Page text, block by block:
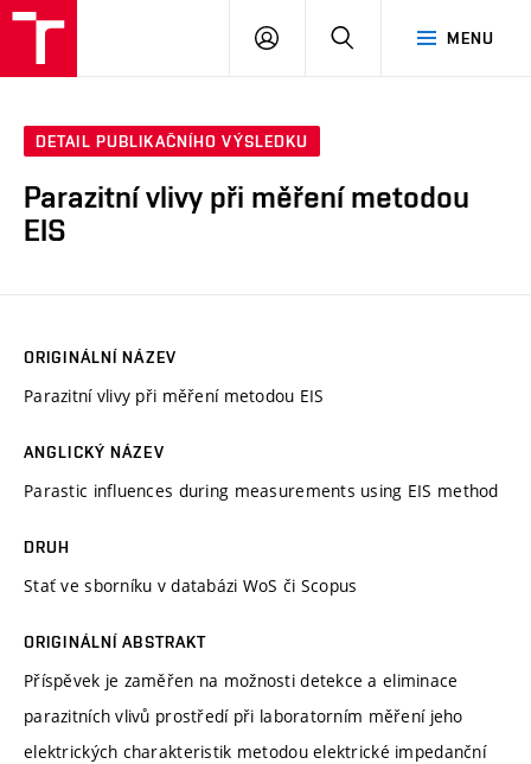
MENU
PŘIHLÁSIT
DETAIL PUBLIKAČNÍHO VÝSLEDKU
Parazitní vlivy při měření metodou
EIS
ORIGINÁLNÍ NÁZEV
Parazitní vlivy při měření metodou EIS
ANGLICKÝ NÁZEV
Parastic influences during measurements using EIS method
DRUH
Stať ve sborníku v databázi WoS či Scopus
ORIGINÁLNÍ ABSTRAKT
Příspěvek je zaměřen na možnosti detekce a eliminace
parazitních vlivů prostředí při laboratorním měření jeho
elektrických charakteristik metodou elektrické impedanční